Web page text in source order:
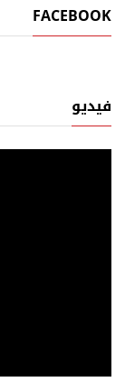
FACEBOOK
فيديو